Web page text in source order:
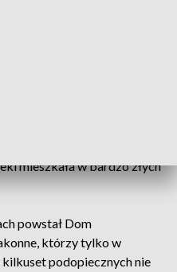
mieszkała w bardzo złych
powstał Dom
którzy tylko w
podopiecznych nie